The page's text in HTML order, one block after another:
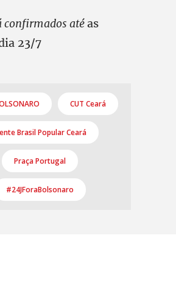
atéas
23/7
CUT Ceará
Brasil Popular Ceará
Praça Portugal
#24JForaBolsonaro